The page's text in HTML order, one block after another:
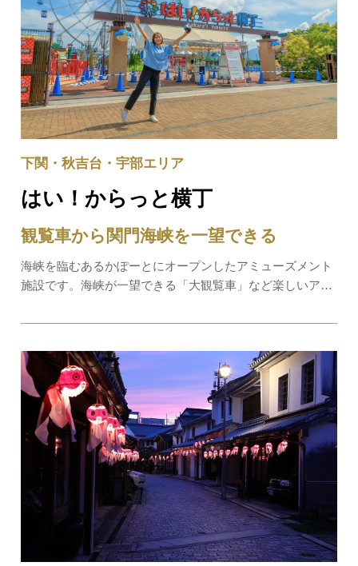
はい！からっと横丁
観覧車から関門海峡を一望できる
海峡を臨むあるかぽーとにオープンしたアミューズメント
施設です。海峡が一望できる「大観覧車」など楽しいアト
カイビューチケット「海峡ゆめタワー」とはい！からっと
下関・秋吉台・宇部エリア